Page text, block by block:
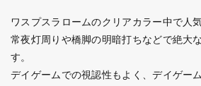
ワスプスラロームのクリアカラー中で人
常夜灯周りや橋脚の明暗打ちなどで絶大
す。
デイゲームでの視認性もよく、デイゲー